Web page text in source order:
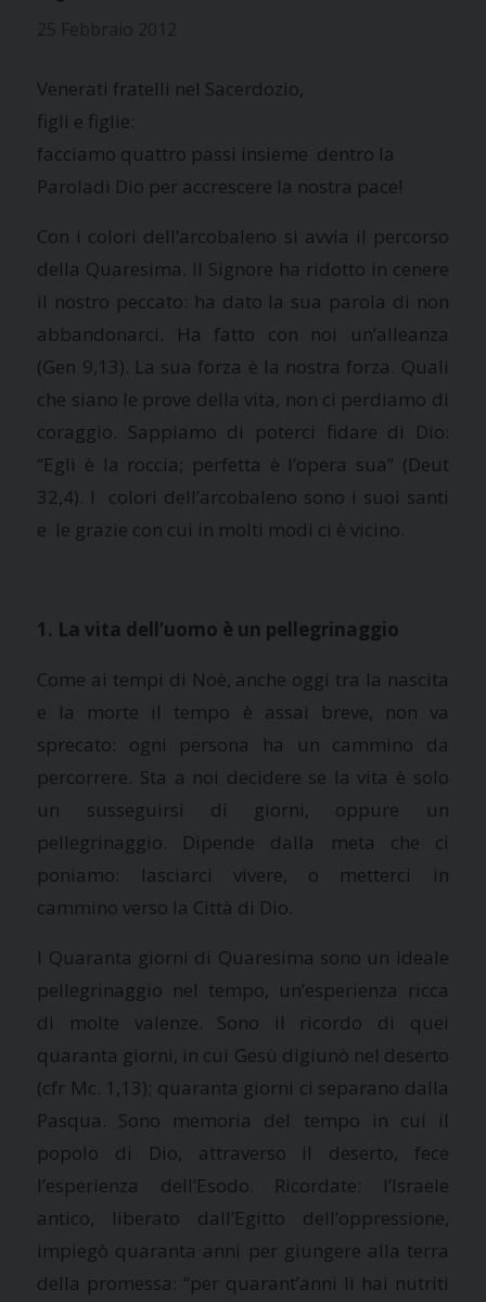
Venerati fratelli nel Sacerdozio,
figli e figlie:
facciamo quattro passi insieme dentro la
Paroladi Dio per accrescere la nostra pace!
Con i colori dell’arcobaleno si avvia il percorso
della Quaresima. Il Signore ha ridotto in cenere
il nostro peccato: ha dato la sua parola di non
abbandonarci. Ha fatto con noi un’alleanza
(Gen 9,13). La sua forza è la nostra forza. Quali
che siano le prove della vita, non ci perdiamo di
coraggio. Sappiamo di poterci fidare di Dio:
“Egli è la roccia; perfetta è l’opera sua” (Deut
32,4). I colori dell’arcobaleno sono i suoi santi
e le grazie con cui in molti modi ci è vicino.
1. La vita dell’uomo è un pellegrinaggio
Come ai tempi di Noè, anche oggi tra la nascita
e la morte il tempo è assai breve, non va
sprecato: ogni persona ha un cammino da
percorrere. Sta a noi decidere se la vita è solo
un susseguirsi di giorni, oppure un
pellegrinaggio. Dipende dalla meta che ci
poniamo: lasciarci vivere, o metterci in
cammino verso la Città di Dio.
I Quaranta giorni di Quaresima sono un ideale
pellegrinaggio nel tempo, un’esperienza ricca
di molte valenze. Sono il ricordo di quei
quaranta giorni, in cui Gesù digiunò nel deserto
(cfr Mc. 1,13); quaranta giorni ci separano dalla
Pasqua. Sono memoria del tempo in cui il
popolo di Dio, attraverso il deserto, fece
l’esperienza dell’Esodo. Ricordate: l’Israele
antico, liberato dall’Egitto dell’oppressione,
impiegò quaranta anni per giungere alla terra
della promessa: “per quarant’anni li hai nutriti